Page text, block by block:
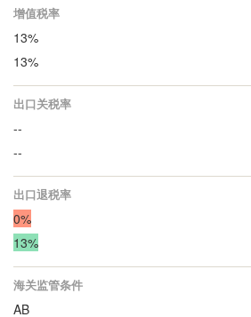
增值税率
13%
13%
出口关税率
--
--
出口退税率
0%
13%
海关监管条件
AB